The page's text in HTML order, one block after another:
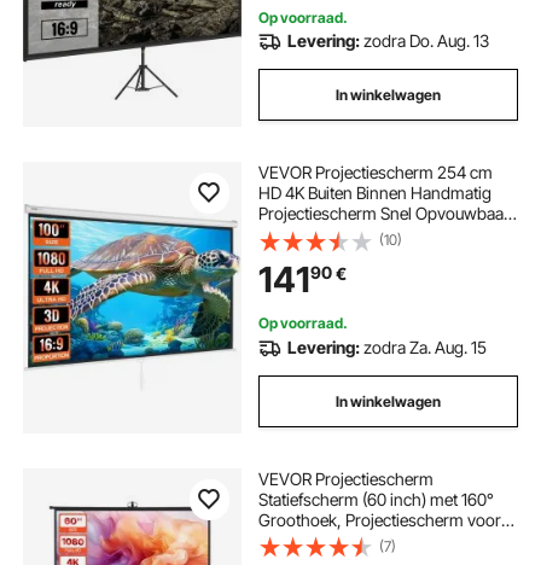
Op voorraad.
Levering:zodra Do. Aug. 13
In winkelwagen
VEVOR Projectiescherm 254 cm
HD 4K Buiten Binnen Handmatig
Projectiescherm Snel Opvouwbaar
Draagbaar Filmscherm 16:9 voor
Thuisbioscoop, Camping en
Vrijetijdsevenementen Zwart
(10)
14190€
Op voorraad.
Levering:zodra Za. Aug. 15
In winkelwagen
VEVOR Projectiescherm
Statiefscherm (60 inch) met 160°
Groothoek, Projectiescherm voor
Binnen & Buiten Projector 16:9 4K
HD, Draagbaar Filmscherm met
(7)